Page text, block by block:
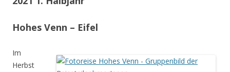
Hohes Venn – Eifel
Im
Herbst